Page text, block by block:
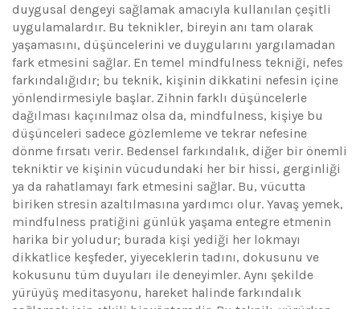
duygusal dengeyi sağlamak amacıyla kullanılan çeşitli
uygulamalardır. Bu teknikler, bireyin anı tam olarak
yaşamasını, düşüncelerini ve duygularını yargılamadan
fark etmesini sağlar. En temel mindfulness tekniği, nefes
farkındalığıdır; bu teknik, kişinin dikkatini nefesin içine
yönlendirmesiyle başlar. Zihnin farklı düşüncelerle
dağılması kaçınılmaz olsa da, mindfulness, kişiye bu
düşünceleri sadece gözlemleme ve tekrar nefesine
dönme fırsatı verir. Bedensel farkındalık, diğer bir önemli
tekniktir ve kişinin vücudundaki her bir hissi, gerginliği
ya da rahatlamayı fark etmesini sağlar. Bu, vücutta
biriken stresin azaltılmasına yardımcı olur. Yavaş yemek,
mindfulness pratiğini günlük yaşama entegre etmenin
harika bir yoludur; burada kişi yediği her lokmayı
dikkatlice keşfeder, yiyeceklerin tadını, dokusunu ve
kokusunu tüm duyuları ile deneyimler. Aynı şekilde
yürüyüş meditasyonu, hareket halinde farkındalık